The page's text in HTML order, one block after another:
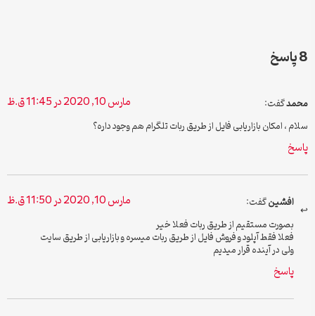
8 پاسخ
محمدگفت: مارس 10, 2020 در 11:45 ق.ظ
سلام ، امکان بازاریابی فایل از طریق ربات تلگرام هم وجود داره؟
پاسخ
افشینگفت: مارس 10, 2020 در 11:50 ق.ظ
بصورت مستقیم از طریق ربات فعلا خیر
فعلا فقط آپلود و فروش فایل از طریق ربات میسره و بازاریابی از طریق سایت
ولی در آینده قرار میدیم
پاسخ